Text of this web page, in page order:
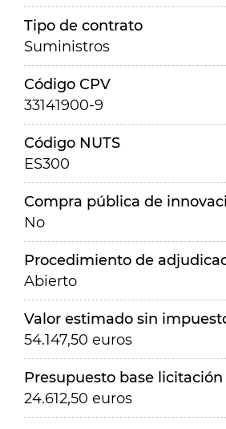
Tipo de contrato
Suministros
Código CPV
33141900-9
Código NUTS
ES300
Compra pública de
No
Procedimiento de
Abierto
Valor estimado sin
54.147,50 euros
Presupuesto base
24.612,50 euros